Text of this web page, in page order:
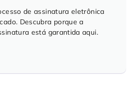
de assinatura eletrônica
Descubra porque a
está garantida aqui.